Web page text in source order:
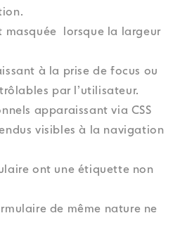
masquée lorsque la largeur
à la prise de focus ou
par l’utilisateur.
apparaissant via CSS
visibles à la navigation
ont une étiquette non
de même nature ne